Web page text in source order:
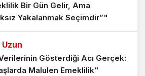
19 yıl az, etmeyene 19 gün
Bir Gün Gelir, Ama
Yakalanmak Seçimdir”"
Uzun
Gösterdiği Acı Gerçek:
Malulen Emeklilik"